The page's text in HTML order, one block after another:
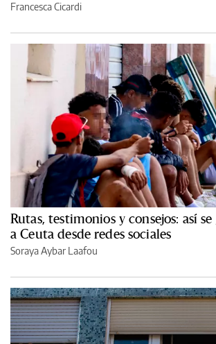
Francesca Cicardi
Rutas, testimonios y consejos: así
a Ceuta desde redes sociales
Soraya Aybar Laafou